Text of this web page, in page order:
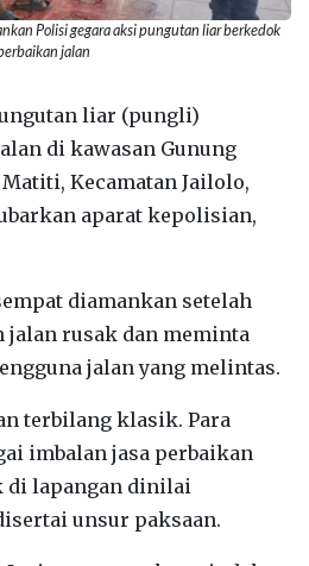
Polisi gegara aksi pungutan liar berkedok
jalan
liar (pungli)
di kawasan Gunung
Kecamatan Jailolo,
aparat kepolisian,
diamankan setelah
jalan rusak dan meminta
jalan yang melintas.
terbilang klasik. Para
imbalan jasa perbaikan
di lapangan dinilai
unsur paksaan.